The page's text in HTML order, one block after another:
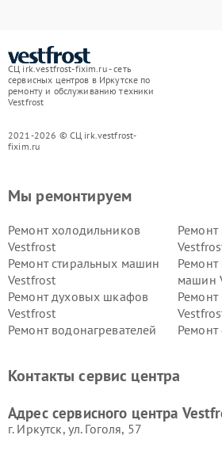
СЦ irk.vestfrost-fixim.ru - сеть
сервисных центров в Иркутске по
ремонту и обслуживанию техники
Vestfrost
2021-2026 © СЦ irk.vestfrost-
fixim.ru
Мы ремонтируем
Ремонт холодильников
Vestfrost
Ремонт стиральных машин
Vestfrost
машин
Ремонт духовых шкафов
Vestfrost
Ремонт водонагревателей
Vestfrost
Контакты сервис центра
Адрес сервисного центра
г. Иркутск, ул. ​Гоголя, 57